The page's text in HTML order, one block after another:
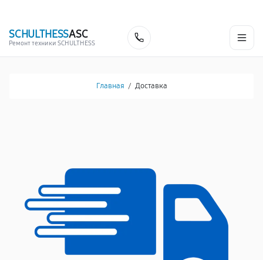
SCHULTHESSASC
Ремонт техники SCHULTHESS
Главная / Доставка